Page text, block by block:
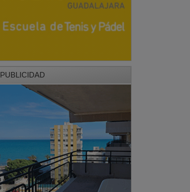
PUBLICIDAD